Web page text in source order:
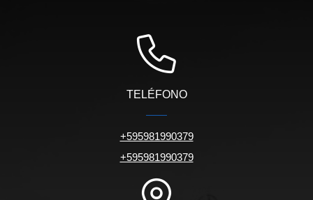
TELÉFONO
+595981990379
+595981990379